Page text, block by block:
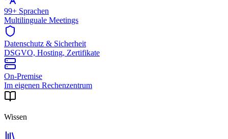
99+ Sprachen
Multilinguale Meetings
Datenschutz & Sicherheit
DSGVO, Hosting, Zertifikate
On-Premise
Im eigenen Rechenzentrum
Wissen